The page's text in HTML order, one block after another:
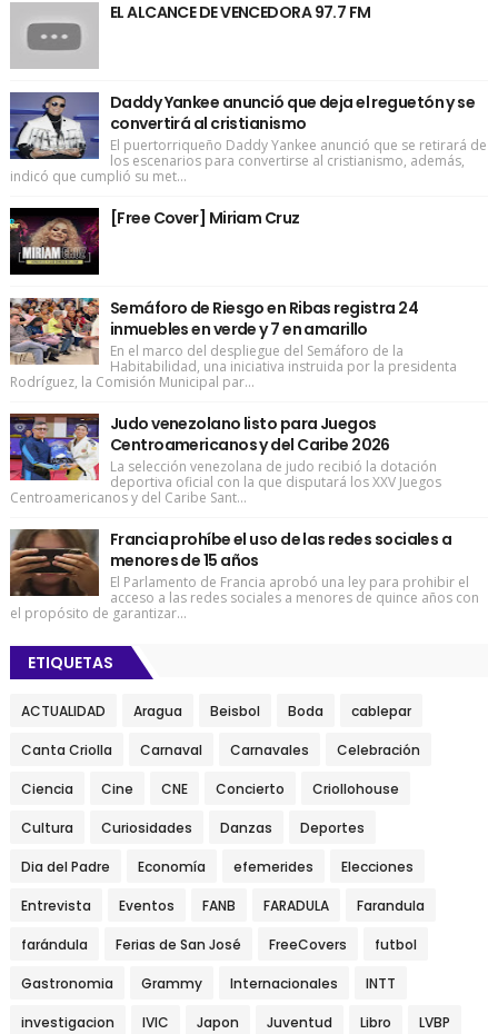
EL ALCANCE DE VENCEDORA 97.7 FM
Daddy Yankee anunció que deja el reguetón y se
convertirá al cristianismo
El puertorriqueño Daddy Yankee anunció que se retirará de
los escenarios para convertirse al cristianismo, además,
indicó que cumplió su met...
[Free Cover] Miriam Cruz
Semáforo de Riesgo en Ribas registra 24
inmuebles en verde y 7 en amarillo
En el marco del despliegue del Semáforo de la
Habitabilidad, una iniciativa instruida por la presidenta
Rodríguez, la Comisión Municipal par...
Judo venezolano listo para Juegos
Centroamericanos y del Caribe 2026
La selección venezolana de judo recibió la dotación
deportiva oficial con la que disputará los XXV Juegos
Centroamericanos y del Caribe Sant...
Francia prohíbe el uso de las redes sociales a
menores de 15 años
El Parlamento de Francia aprobó una ley para prohibir el
acceso a las redes sociales a menores de quince años con
el propósito de garantizar...
ETIQUETAS
ACTUALIDAD Aragua Beisbol Boda cablepar
Canta Criolla Carnaval Carnavales Celebración
Ciencia Cine CNE Concierto Criollohouse
Cultura Curiosidades Danzas Deportes
Dia del Padre Economía efemerides Elecciones
Entrevista Eventos FANB FARADULA Farandula
farándula Ferias de San José FreeCovers futbol
Gastronomia Grammy Internacionales INTT
investigacion IVIC Japon Juventud Libro LVBP